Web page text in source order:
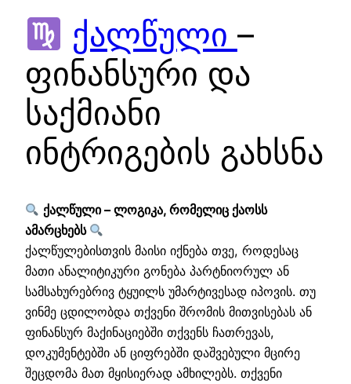
ქალწული –
ფინანსური და
საქმიანი
ინტრიგების გახსნა
ქალწული – ლოგიკა, რომელიც ქაოსს
ამარცხებს
ქალწულებისთვის მაისი იქნება თვე, როდესაც
მათი ანალიტიკური გონება პარტნიორულ ან
სამსახურებრივ ტყუილს უმარტივესად იპოვის. თუ
ვინმე ცდილობდა თქვენი შრომის მითვისებას ან
ფინანსურ მაქინაციებში თქვენს ჩათრევას,
დოკუმენტებში ან ციფრებში დაშვებული მცირე
შეცდომა მათ მყისიერად ამხილებს. თქვენი